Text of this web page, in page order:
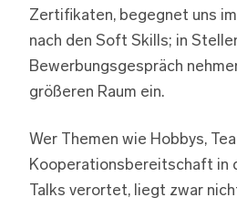
Zertifikaten, begegnet uns
nach den Soft Skills; in
Bewerbungsgespräch
größeren Raum ein.
Wer Themen wie Hobbys,
Kooperationsbereitschaft in
Talks verortet, liegt zwar